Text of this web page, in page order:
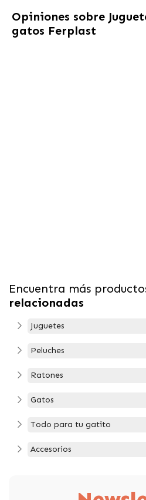
Opiniones sobre
gatos Ferplast
Encuentra más
relacionadas
Juguetes
Peluches
Ratones
Gatos
Todo para tu gatito
Accesorios